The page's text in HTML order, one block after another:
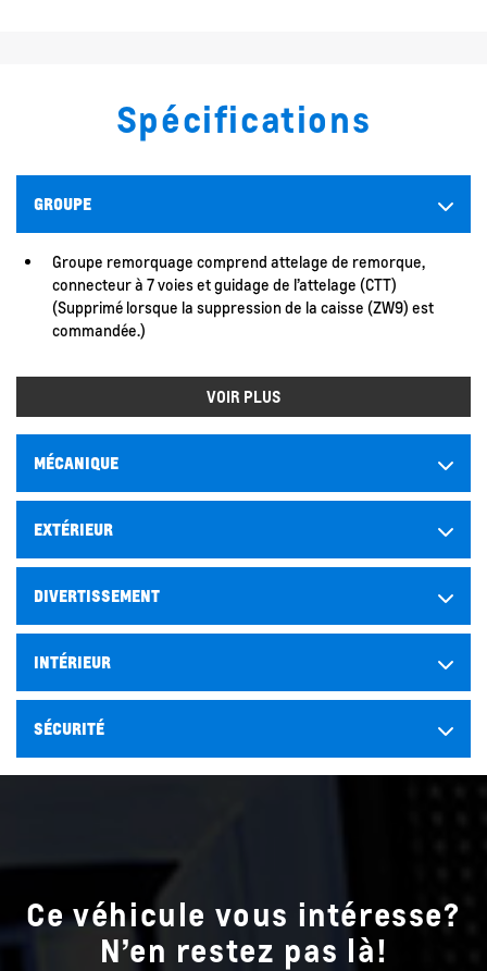
Spécifications
GROUPE
Groupe remorquage comprend attelage de remorque,
connecteur à 7 voies et guidage de l’attelage (CTT)
(Supprimé lorsque la suppression de la caisse (ZW9) est
commandée.)
VOIR PLUS
MÉCANIQUE
EXTÉRIEUR
DIVERTISSEMENT
INTÉRIEUR
SÉCURITÉ
Ce véhicule vous intéresse?
N’en restez pas là!